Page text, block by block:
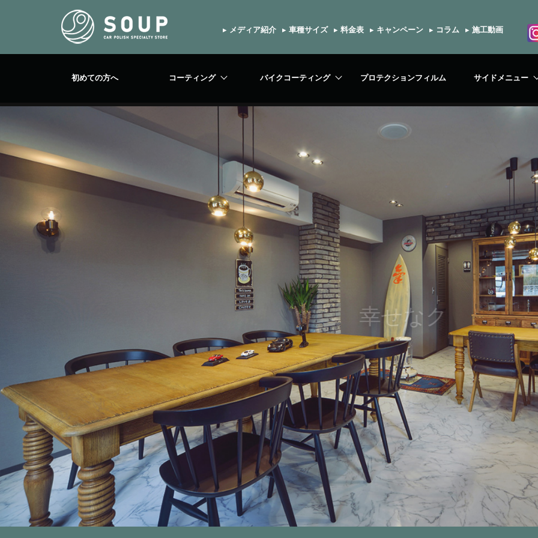
▸ メディア紹介 ▸ 車種サイズ ▸ 料金表 ▸ キャンペーン ▸ コラム ▸ 施工動画
初めての方へ コーティング バイクコーティング プロテクションフィルム サイドメニュー
幸せなクオリティタイムを